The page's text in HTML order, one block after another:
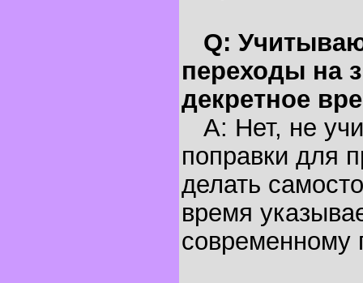
Q:
переходы на
декретное
A: Нет, не
поправки для
делать
время
современному